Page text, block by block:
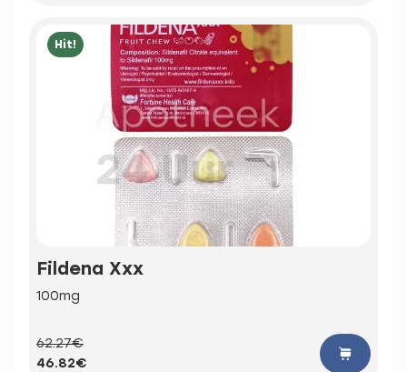
Hit!
Fildena Xxx
100mg
62.27€
46.82€